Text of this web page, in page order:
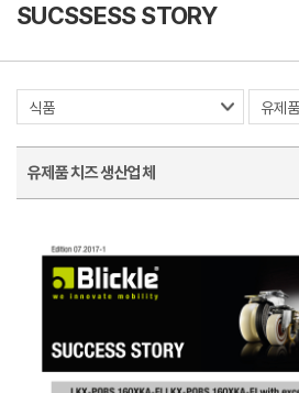
SUCSSESS STORY
유제품 치즈 생산업체